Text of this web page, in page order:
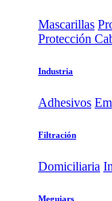
Mascarillas
Protección
Industria
Adhesivos
Filtración
Domiciliaria
Meguiars